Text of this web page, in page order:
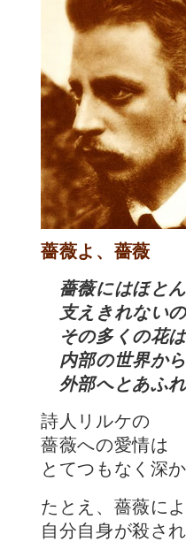
薔薇よ、薔薇
薔薇にはほと
支えきれない
その多くの花
内部の世界か
外部へとあふ
詩人リルケの
薔薇への愛情は
とてつもなく深
たとえ、薔薇に
自分自身が殺さ